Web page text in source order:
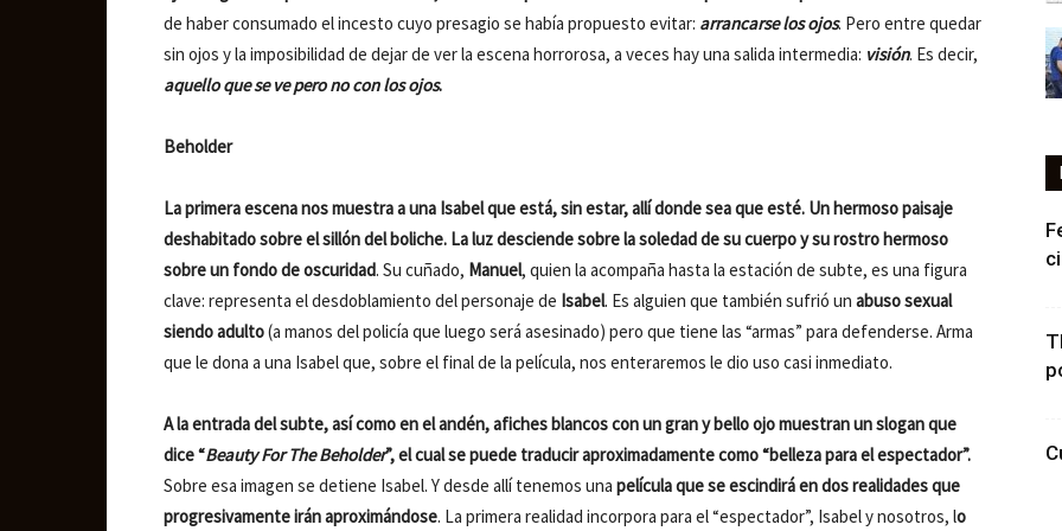
de haber consumado el incesto cuyo presagio se había propuesto evitar: arrancarse los ojos. Pero entre quedar
sin ojos y la imposibilidad de dejar de ver la escena horrorosa, a veces hay una salida intermedia: visión. Es decir,
aquello que se ve pero no con los ojos.
Beholder
La primera escena nos muestra a una Isabel que está, sin estar, allí donde sea que esté. Un hermoso paisaje
deshabitado sobre el sillón del boliche. La luz desciende sobre la soledad de su cuerpo y su rostro hermoso
sobre un fondo de oscuridad. Su cuñado, Manuel, quien la acompaña hasta la estación de subte, es una figura
clave: representa el desdoblamiento del personaje de Isabel. Es alguien que también sufrió un abuso sexual
siendo adulto(a manos del policía que luego será asesinado) pero que tiene las “armas” para defenderse. Arma
que le dona a una Isabel que, sobre el final de la película, nos enteraremos le dio uso casi inmediato.
A la entrada del subte, así como en el andén, afiches blancos con un gran y bello ojo muestran un slogan que
dice “Beauty For The Beholder”, el cual se puede traducir aproximadamente como “belleza para el espectador”.
Sobre esa imagen se detiene Isabel. Y desde allí tenemos una película que se escindirá en dos realidades que
progresivamente irán aproximándose. La primera realidad incorpora para el “espectador”, Isabel y nosotros, lo